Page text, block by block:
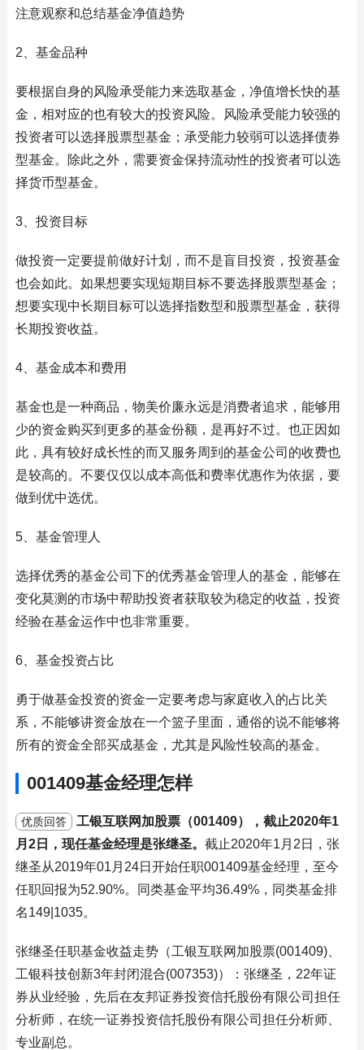
注意观察和总结基金净值趋势
2、基金品种
要根据自身的风险承受能力来选取基金，净值增长快的基
金，相对应的也有较大的投资风险。风险承受能力较强的
投资者可以选择股票型基金；承受能力较弱可以选择债券
型基金。除此之外，需要资金保持流动性的投资者可以选
择货币型基金。
3、投资目标
做投资一定要提前做好计划，而不是盲目投资，投资基金
也会如此。如果想要实现短期目标不要选择股票型基金；
想要实现中长期目标可以选择指数型和股票型基金，获得
长期投资收益。
4、基金成本和费用
基金也是一种商品，物美价廉永远是消费者追求，能够用
少的资金购买到更多的基金份额，是再好不过。也正因如
此，具有较好成长性的而又服务周到的基金公司的收费也
是较高的。不要仅仅以成本高低和费率优惠作为依据，要
做到优中选优。
5、基金管理人
选择优秀的基金公司下的优秀基金管理人的基金，能够在
变化莫测的市场中帮助投资者获取较为稳定的收益，投资
经验在基金运作中也非常重要。
6、基金投资占比
勇于做基金投资的资金一定要考虑与家庭收入的占比关
系，不能够讲资金放在一个篮子里面，通俗的说不能够将
所有的资金全部买成基金，尤其是风险性较高的基金。
001409基金经理怎样
优质回答
工银互联网加股票（001409），截止2020年1
月2日，现任基金经理是张继圣。 截止2020年1月2日，张
继圣从2019年01月24日开始任职001409基金经理，至今
任职回报为52.90%。同类基金平均36.49%，同类基金排
名149|1035。
张继圣任职基金收益走势（工银互联网加股票(001409)、
工银科技创新3年封闭混合(007353)）：张继圣，22年证
券从业经验，先后在友邦证券投资信托股份有限公司担任
分析师，在统一证券投资信托股份有限公司担任分析师、
专业副总。